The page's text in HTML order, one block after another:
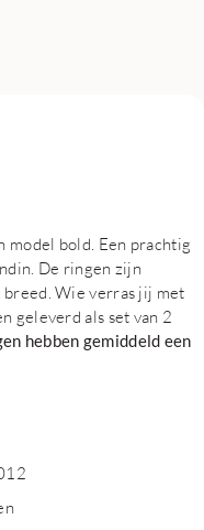
model bold. Een prachtig
De ringen zijn
Wie verras jij met
geleverd als set van 2
hebben gemiddeld een